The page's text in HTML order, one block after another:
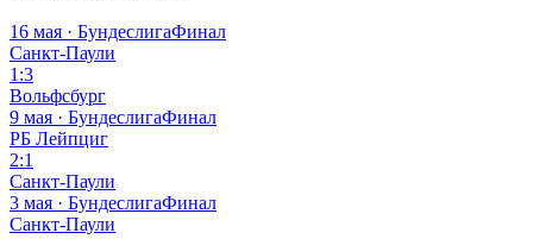
16 мая · БундеслигаФинал
Санкт-Паули
1:3
Вольфсбург
9 мая · БундеслигаФинал
РБ Лейпциг
2:1
Санкт-Паули
3 мая · БундеслигаФинал
Санкт-Паули